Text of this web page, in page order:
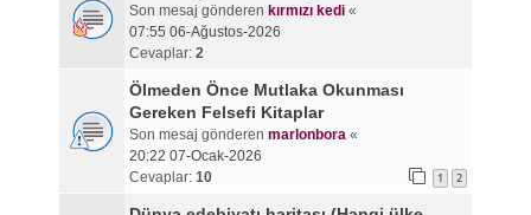
Son mesaj gönderen kırmızı kedi«
07:55 06-Ağustos-2026
Cevaplar: 2
Ölmeden Önce Mutlaka Okunması
Gereken Felsefi Kitaplar
Son mesaj gönderen marlonbora«
20:22 07-Ocak-2026
Cevaplar: 10 1 2